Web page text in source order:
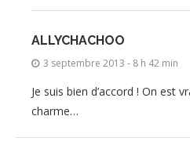
ALLYCHACHOO
3 septembre 2013 - 8 h 42 min
Je suis bien d’accord ! On est
charme…